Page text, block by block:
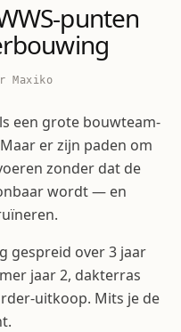
punten
Maxiko
een grote bouwteam-
er zijn paden om
zonder dat de
wordt — en
gespreid over 3 jaar
jaar 2, dakterras
uitkoop. Mits je de